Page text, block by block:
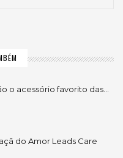
o acessório favorito das…
do Amor Leads Care